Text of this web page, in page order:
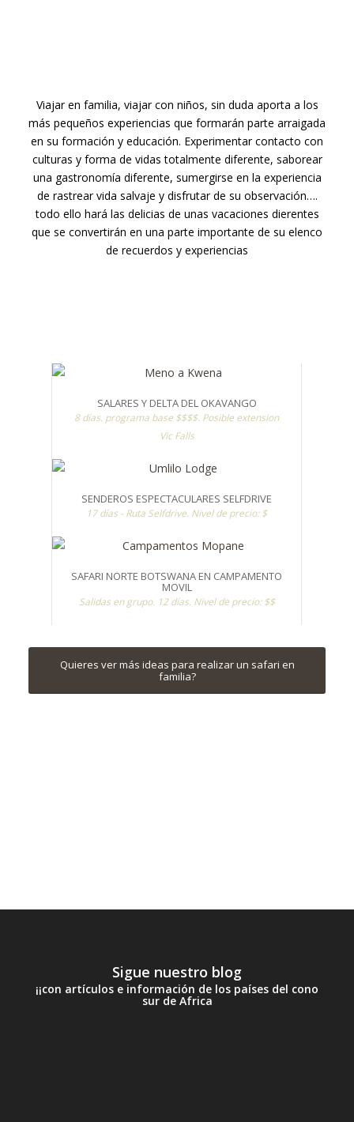
Viajar en familia, viajar con niños, sin duda aporta a los
más pequeños experiencias que formarán parte arraigada
en su formación y educación. Experimentar contacto con
culturas y forma de vidas totalmente diferente, saborear
una gastronomía diferente, sumergirse en la experiencia
de rastrear vida salvaje y disfrutar de su observación….
todo ello hará las delicias de unas vacaciones dierentes
que se convertirán en una parte importante de su elenco
de recuerdos y experiencias
SALARES Y DELTA DEL OKAVANGO
8 días. programa base $$$$. Posible extension
Vic Falls
SENDEROS ESPECTACULARES SELFDRIVE
17 días - Ruta Selfdrive. Nivel de precio: $
SAFARI NORTE BOTSWANA EN CAMPAMENTO
MOVIL
Salidas en grupo. 12 días. Nivel de precio: $$
Quieres ver más ideas para realizar un safari en
familia?
Sigue nuestro blog
¡¡con artículos e información de los países del cono
sur de Africa